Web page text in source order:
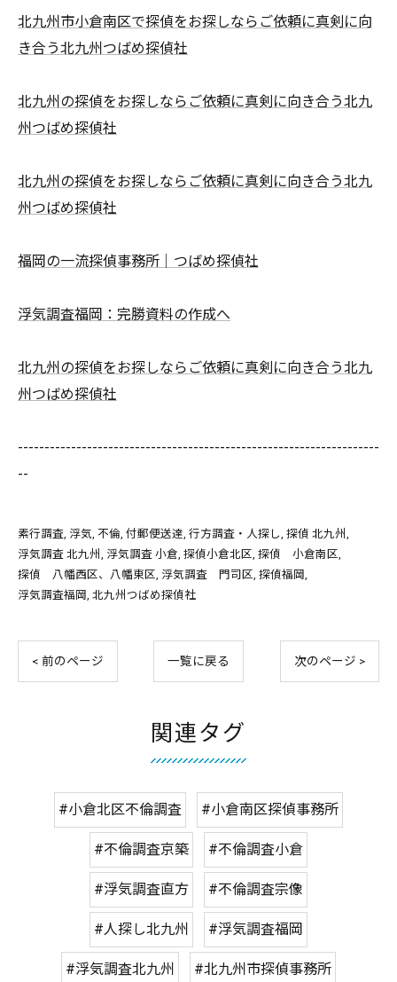
北九州市小倉南区で探偵をお探しならご依頼に真剣に向
き合う北九州つばめ探偵社
北九州の探偵をお探しならご依頼に真剣に向き合う北九
州つばめ探偵社
北九州の探偵をお探しならご依頼に真剣に向き合う北九
州つばめ探偵社
福岡の一流探偵事務所｜つばめ探偵社
浮気調査福岡：完勝資料の作成へ
北九州の探偵をお探しならご依頼に真剣に向き合う北九
州つばめ探偵社
--------------------------------------------------------------------
--
素行調査 浮気 不倫 付郵便送達 行方調査・人探し 探偵 北九州
浮気調査 北九州
浮気調査 小倉 探偵小倉北区 探偵 小倉南区
探偵 八幡西区、八幡東区 浮気調査 門司区 探偵福岡
浮気調査福岡 北九州つばめ探偵社
< 前のページ 一覧に戻る 次のページ >
関連タグ
#小倉北区不倫調査 #小倉南区探偵事務所
#不倫調査京築 #不倫調査小倉
#浮気調査直方 #不倫調査宗像
#人探し北九州 #浮気調査福岡
#浮気調査北九州 #北九州市探偵事務所